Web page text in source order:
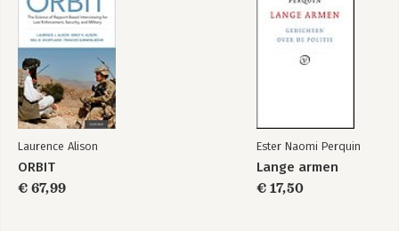
Laurence Alison
ORBIT
€ 67,99
Ester Naomi Perquin
Lange armen
€ 17,50